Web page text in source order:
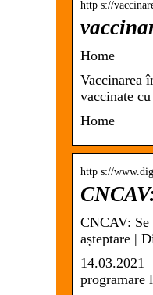
http s://
Home
Vaccinarea
vaccinate
Home
http s://
CNCAV: Se
așteptare |
14.03.2021
programare